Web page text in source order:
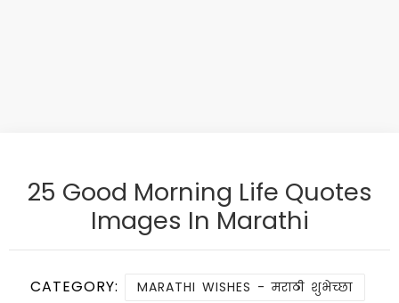
25 Good Morning Life Quotes
Images In Marathi
CATEGORY: MARATHI WISHES - मराठी शुभेच्छा